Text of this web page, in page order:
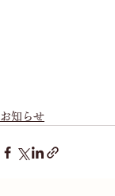
お知らせ